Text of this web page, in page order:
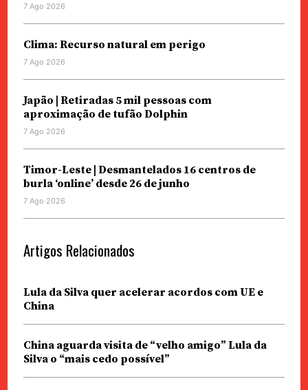
7 Ago 2026
Clima: Recurso natural em perigo
7 Ago 2026
Japão | Retiradas 5 mil pessoas com
aproximação de tufão Dolphin
7 Ago 2026
Timor-Leste | Desmantelados 16 centros de
burla ‘online’ desde 26 de junho
7 Ago 2026
Artigos Relacionados
Lula da Silva quer acelerar acordos com UE e
China
China aguarda visita de “velho amigo” Lula da
Silva o “mais cedo possível”